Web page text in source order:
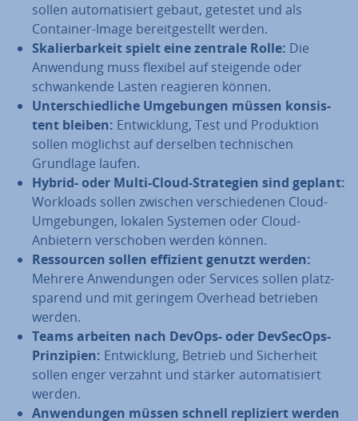
sollen au­to­ma­ti­siert gebaut, getestet und als
Container-Image be­reit­ge­stellt werden.
Ska­lier­bar­keit spielt eine zentrale Rolle: Die
Anwendung muss flexibel auf steigende oder
schwan­ken­de Lasten reagieren können.
Un­ter­schied­li­che Um­ge­bun­gen müssen kon­sis­
tent bleiben: Ent­wick­lung, Test und Pro­duk­ti­on
sollen möglichst auf derselben tech­ni­schen
Grundlage laufen.
Hybrid- oder Multi-Cloud-Stra­te­gien sind geplant:
Workloads sollen zwischen ver­schie­de­nen Cloud-
Um­ge­bun­gen, lokalen Systemen oder Cloud-
Anbietern ver­scho­ben werden können.
Res­sour­cen sollen effizient genutzt werden:
Mehrere An­wen­dun­gen oder Services sollen platz­
spa­rend und mit geringem Overhead betrieben
werden.
Teams arbeiten nach DevOps- oder DevSecOps-
Prin­zi­pi­en: Ent­wick­lung, Betrieb und Si­cher­heit
sollen enger verzahnt und stärker au­to­ma­ti­siert
werden.
An­wen­dun­gen müssen schnell re­pli­ziert werden